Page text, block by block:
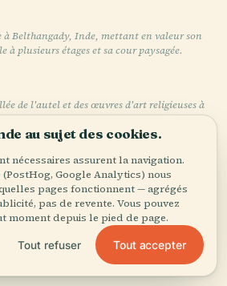
à Belthangady, Inde, mettant en valeur son
plusieurs étages et sa cour paysagée.
de l'autel et des œuvres d'art religieuses à
à Belthangady, Inde.
Inde, présente des éléments
dans un paysage tropical luxuriant.
Inde, marque la limite de la
de D.K. le long d'une route de
au sujet des cookies.
nécessaires assurent la navigation.
Google Analytics) nous
pages fonctionnent — agrégés
pas de revente. Vous pouvez
moment depuis le pied de page.
Tout refuser Tout accepter